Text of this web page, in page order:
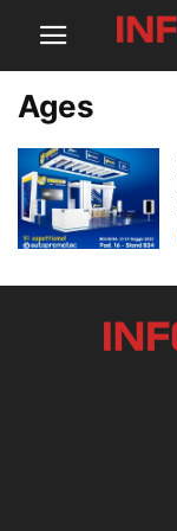
Ages